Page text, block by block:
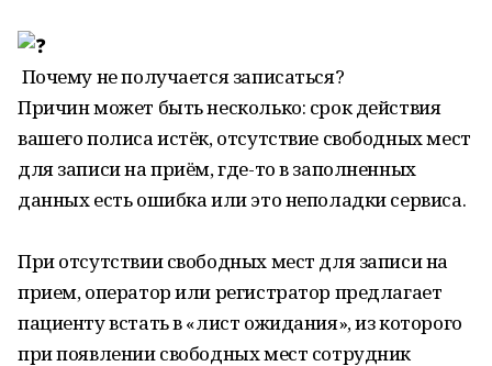
Почему не получается записаться?
Причин может быть несколько: срок действия
вашего полиса истёк, отсутствие свободных мест
для записи на приём, где-то в заполненных
данных есть ошибка или это неполадки сервиса.
При отсутствии свободных мест для записи на
прием, оператор или регистратор предлагает
пациенту встать в «лист ожидания», из которого
при появлении свободных мест сотрудник